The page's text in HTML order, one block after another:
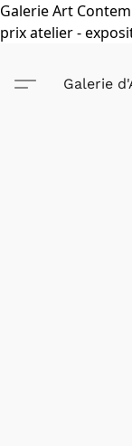
Galerie Art
prix atelier -
Galerie